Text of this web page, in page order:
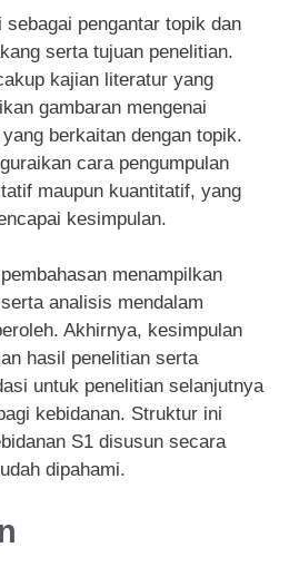
sebagai pengantar topik dan
serta tujuan penelitian.
kajian literatur yang
gambaran mengenai
berkaitan dengan topik.
cara pengumpulan
maupun kuantitatif, yang
kesimpulan.
menampilkan
analisis mendalam
Akhirnya, kesimpulan
hasil penelitian serta
untuk penelitian selanjutnya
kebidanan. Struktur ini
S1 disusun secara
dipahami.